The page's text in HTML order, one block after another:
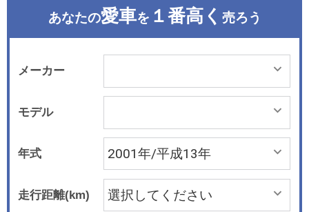
あなたの愛車を １番高く 売ろう
メーカー
モデル
年式
走行距離(km)